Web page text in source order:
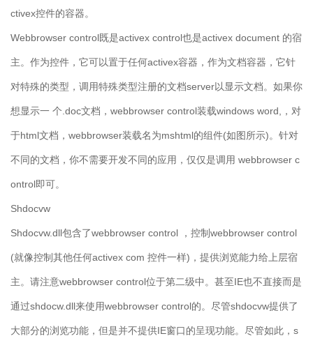
ctivex控件的容器。
Webbrowser control既是activex control也是activex document 的宿
主。作为控件，它可以置于任何activex容器，作为文档容器，它针
对特殊的类型，调用特殊类型注册的文档server以显示文档。如果你
想显示一 个.doc文档，webbrowser control装载windows word,，对
于html文档，webbrowser装载名为mshtml的组件(如图所示)。针对
不同的文档，你不需要开发不同的应用，仅仅是调用 webbrowser c
ontrol即可。
Shdocvw
Shdocvw.dll包含了webbrowser control ，控制webbrowser control
(就像控制其他任何activex com 控件一样)，提供浏览能力给上层宿
主。请注意webbrowser control位于第二级中。甚至IE也不直接而是
通过shdocw.dll来使用webbrowser control的。尽管shdocvw提供了
大部分的浏览功能，但是并不提供IE窗口的呈现功能。尽管如此，s